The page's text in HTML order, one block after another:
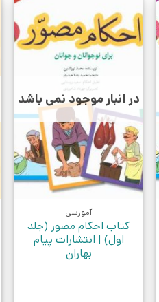
در انبار موجود نمی باشد
آموزشی
کتاب احکام مصور (جلد
اول) | انتشارات پیام
بهاران